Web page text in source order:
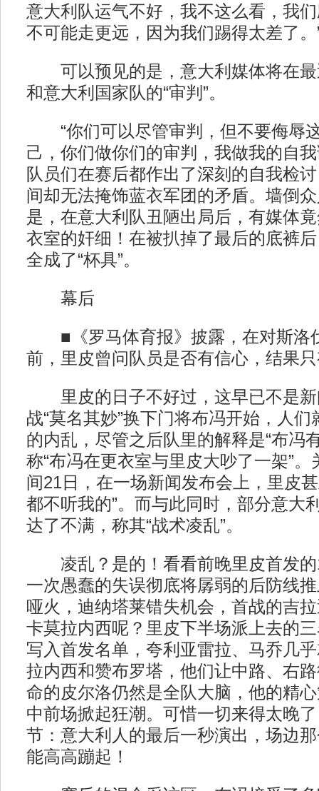
意大利队运气不好，我不这么看，我
不可能走更远，因为我们踢得太差了。
可以预见的是，意大利媒体将在最
和意大利国家队的“审判”。
“你们可以尽管审判，但不要侮辱
己，你们做你们的审判，我做我的自
队员们在赛后都作出了深刻的自我检
间却无法掩饰蓝衣军团的矛盾。墙倒
是，在意大利队丑陋出局后，有媒体
衣室的奸细！在被扒掉了最后的底裤
全成了“杯具”。
幕后
■《罗马体育报》披露，在对斯洛
前，里皮曾问队员是否有信心，结果
里皮的日子不好过，这早已不是新
战“莫名其妙”换下门将布冯开始，人
的内乱，尽管之后队里的解释是“布冯
称“布冯在更衣室与里皮大吵了一架”
间21日，在一场新闻发布会上，里皮
都不听我的”。而与此同时，部分意大
达了不满，称其“战术凌乱”。
凌乱？是的！看看前晚里皮首发的
一次愚蠢的失误彻底将孱弱的后防线
哑火，迪纳塔莱错失机会，首战的吉
卡莫拉内西呢？里皮下半场派上去的
写入首发名单，夸利亚雷拉、马乔几
拉内西和赞布罗塔，他们让中路、右
命的皮尔洛仍然是全队大脑，他的精
中前场掀起狂潮。可惜一切来得太晚
节：意大利人的最后一秒演出，场边
能高高蹦起！